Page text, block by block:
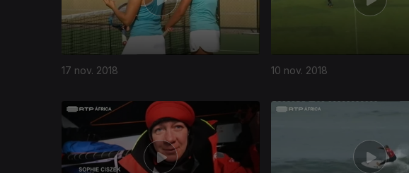
17 nov. 2018 10 nov. 2018
367124